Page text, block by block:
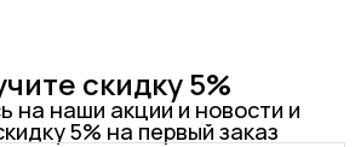
скидку 5%
на наши акции и новости и
5% на первый заказ